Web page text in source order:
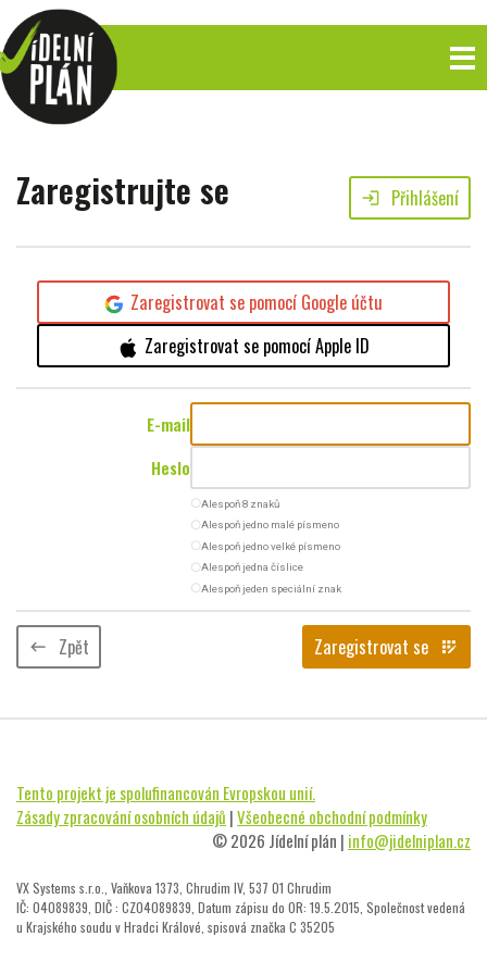
Zaregistrujte se login Přihlášení
Zaregistrovat se pomocí Google účtu
Zaregistrovat se pomocí Apple ID
E-mail
Heslo
radio_button_uncheckedAlespoň 8 znaků
radio_button_uncheckedAlespoň jedno malé písmeno
radio_button_uncheckedAlespoň jedno velké písmeno
radio_button_uncheckedAlespoň jedna číslice
radio_button_uncheckedAlespoň jeden speciální znak
keyboard_backspace Zpět Zaregistrovat se app_registration
Tento projekt je spolufinancován Evropskou unií.
Zásady zpracování osobních údajů |Všeobecné obchodní podmínky
© 2026 Jídelní plán | info@jidelniplan.cz
VX Systems s.r.o., Vaňkova 1373, Chrudim IV, 537 01 Chrudim
IČ: 04089839, DIČ : CZ04089839, Datum zápisu do OR: 19.5.2015, Společnost vedená
u Krajského soudu v Hradci Králové, spisová značka C 35205